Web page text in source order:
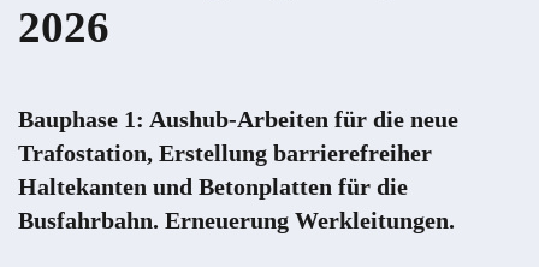
2026
Bauphase 1: Aushub-Arbeiten für die neue
Trafostation, Erstellung barrierefreiher
Haltekanten und Betonplatten für die
Busfahrbahn. Erneuerung Werkleitungen.